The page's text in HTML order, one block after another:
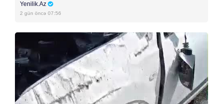
Yenilik.Az
2 gün öncə 07:56